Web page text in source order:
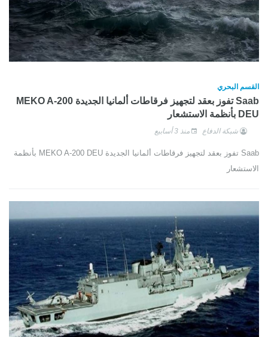
القسم البحري
Saab تفوز بعقد لتجهيز فرقاطات ألمانيا الجديدة MEKO A-200
DEU بأنظمة الاستشعار
شبكة الدفاع منذ 3 أسابيع
Saab تفوز بعقد لتجهيز فرقاطات ألمانيا الجديدة MEKO A-200 DEU بأنظمة
الاستشعار